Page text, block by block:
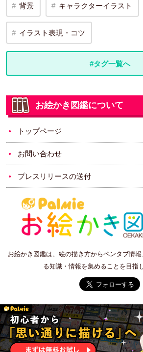
背景 キャラクターイラスト
イラスト表現・コツ
#タグ一覧へ
お絵かき図鑑について
トップページ
お問い合わせ
プレスリリースの送付
お絵かき図鑑は、絵の描き方からペンタブ情
る知識・情報を集めることを目指